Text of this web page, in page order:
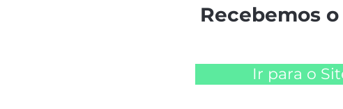
Recebemos
Ir para o